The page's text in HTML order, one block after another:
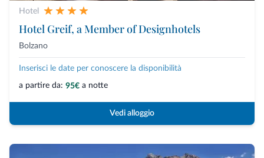
Hotel
Hotel Greif, a Member of Designhotels
Bolzano
Inserisci le date per conoscere la disponibilità
a partire da: 95€ a notte
Vedi alloggio